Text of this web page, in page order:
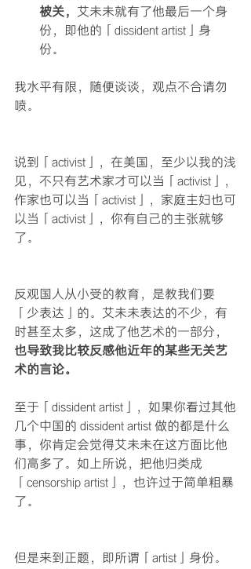
被关， 艾未未就有了他最后一个身
份，即他的「dissident artist」身
份。
我水平有限，随便谈谈，观点不合请勿
喷。
说到「activist」，在美国，至少以我的浅
见，不只有艺术家才可以当「activist」，
作家也可以当「activist」，家庭主妇也可
以当「activist」，你有自己的主张就够
了。
反观国人从小受的教育，是教我们要
「少表达」的。艾未未表达的不少，有
时甚至太多，这成了他艺术的一部分，
也导致我比较反感他近年的某些无关艺
术的言论。
至于「dissident artist」，如果你看过其他
几个中国的 dissident artist 做的都是什么
事，你肯定会觉得艾未未在这方面比他
们高多了。如上所说，把他归类成
「censorship artist」，也许过于简单粗暴
了。
但是来到正题，即所谓「artist」身份。